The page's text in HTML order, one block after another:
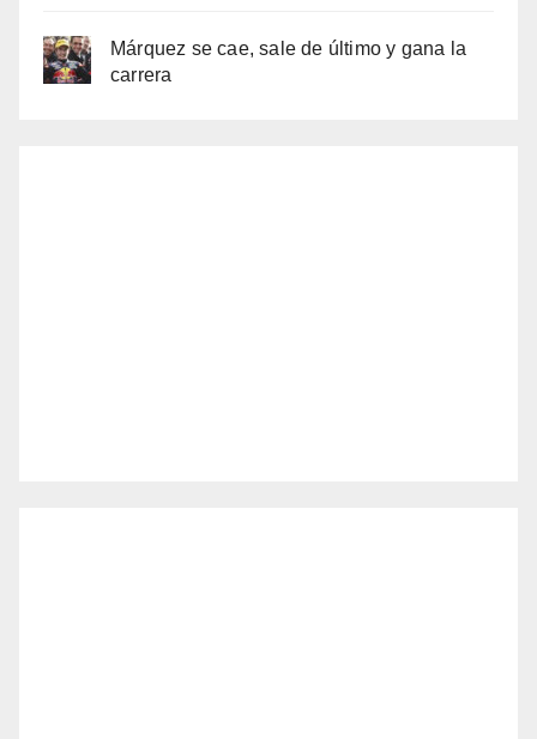
Márquez se cae, sale de último y gana la
carrera